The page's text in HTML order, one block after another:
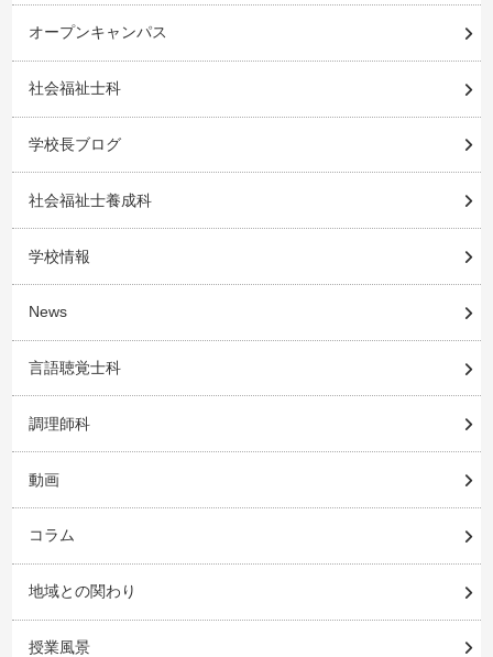
オープンキャンパス
社会福祉士科
学校長ブログ
社会福祉士養成科
学校情報
News
言語聴覚士科
調理師科
動画
コラム
地域との関わり
授業風景